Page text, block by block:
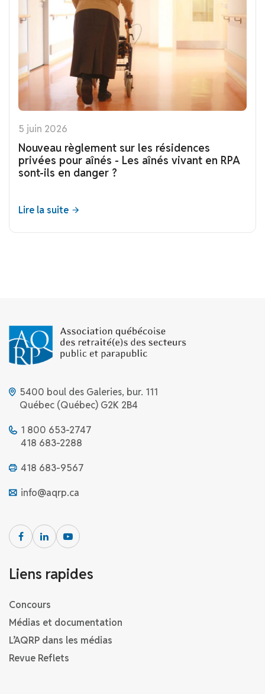
5 juin 2026
Nouveau règlement sur les résidences
privées pour aînés - Les aînés vivant en RPA
sont-ils en danger ?
Lire la suite
5400 boul des Galeries, bur. 111
Québec (Québec) G2K 2B4
1 800 653-2747
418 683-2288
418 683-9567
info@aqrp.ca
Liens rapides
Concours
Médias et documentation
L’AQRP dans les médias
Revue Reflets